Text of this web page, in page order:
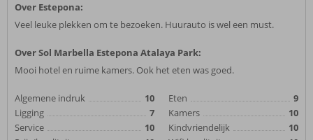
Over Estepona:
Veel leuke plekken om te bezoeken. Huurauto is wel een must.
Over Sol Marbella Estepona Atalaya Park:
Mooi hotel en ruime kamers. Ook het eten was goed.
Algemene indruk
10
Ligging
7
Service
10
Eten
9
Kamers
10
Kindvriendelijk
10